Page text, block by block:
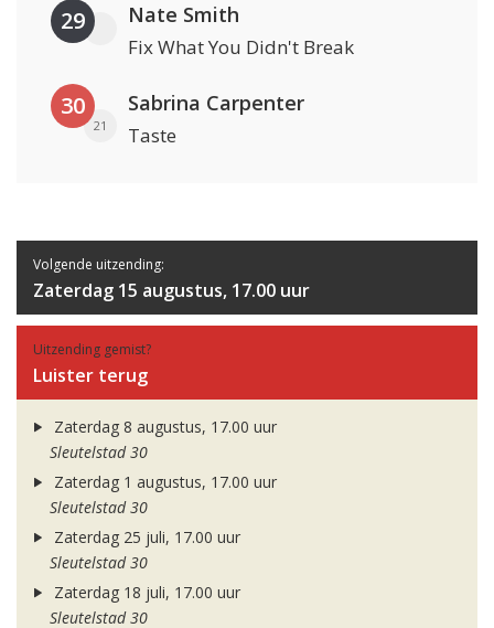
29 Nate Smith
Fix What You Didn't Break
30
21
Sabrina Carpenter
Taste
Volgende uitzending:
Zaterdag 15 augustus, 17.00 uur
Uitzending gemist?
Luister terug
Zaterdag 8 augustus, 17.00 uur
Sleutelstad 30
Zaterdag 1 augustus, 17.00 uur
Sleutelstad 30
Zaterdag 25 juli, 17.00 uur
Sleutelstad 30
Zaterdag 18 juli, 17.00 uur
Sleutelstad 30